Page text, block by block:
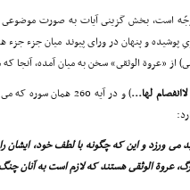
است، بخش گزینى آیات به صورت موضوعى و
و پنهان در وراى پیوند میان جزء جزء
لها...) و در آیه 260 همان سوره که مى فرماید: (
مى ورزد و این که چگونه با لطف خود، ایشان را
عروة الوثقى هستند که لازم است به آنان